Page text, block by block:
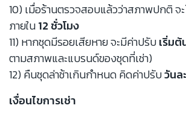
10) เมื่อร้านตรวจสอบแล้วว่าสภาพปกติ จ
ภายใน12 ชั่วโมง
11) หากชุดมีรอยเสียหาย จะมีค่าปรับเริ่ม
ตามสภาพและแบรนด์ของชุดที่เช่า)
12) คืนชุดล่าช้าเกินกำหนด คิดค่าปรับวันล
เงื่อนไขการเช่า